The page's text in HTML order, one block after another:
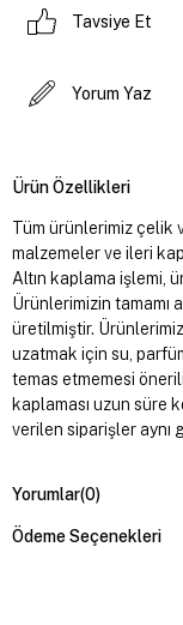
Tavsiye Et
Yorum Yaz
Ürün Özellikleri
Tüm ürünlerimiz çelik
malzemeler ve ileri
Altın kaplama işlemi,
Ürünlerimizin tamamı
üretilmiştir.
uzatmak için su,
temas etmemesi
kaplaması uzun süre
verilen siparişler aynı
Yorumlar(0)
Ödeme Seçenekleri